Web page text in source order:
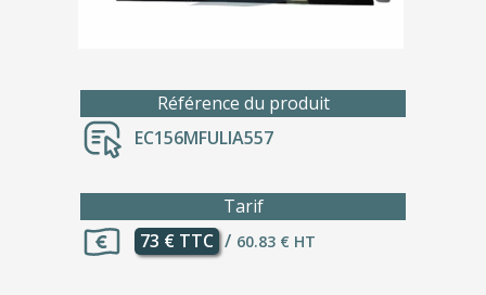
Référence du produit
EC156MFULIA557
Tarif
73 € TTC / 60.83 € HT